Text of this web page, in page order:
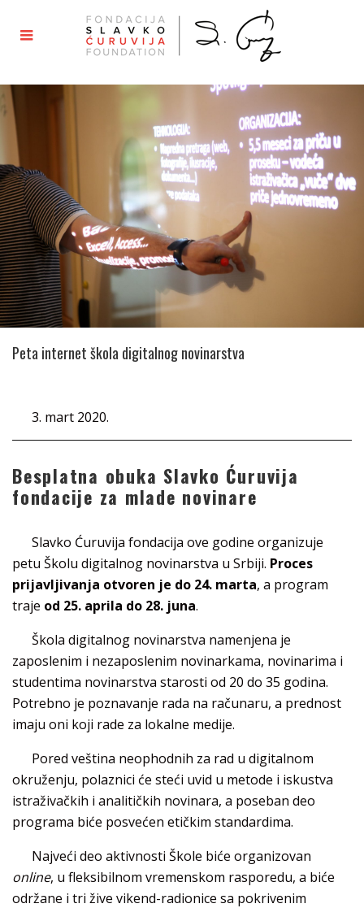
Peta internet škola digitalnog novinarstva
3. mart 2020.
Besplatna obuka Slavko Ćuruvija
fondacije za mlade novinare
Slavko Ćuruvija fondacija ove godine organizuje
petu Školu digitalnog novinarstva u Srbiji. Proces
prijavljivanja otvoren je do 24. marta, a program
traje od 25. aprila do 28. juna.
Škola digitalnog novinarstva namenjena je
zaposlenim i nezaposlenim novinarkama, novinarima i
studentima novinarstva starosti od 20 do 35 godina.
Potrebno je poznavanje rada na računaru, a prednost
imaju oni koji rade za lokalne medije.
Pored veština neophodnih za rad u digitalnom
okruženju, polaznici će steći uvid u metode i iskustva
istraživačkih i analitičkih novinara, a poseban deo
programa biće posvećen etičkim standardima.
Najveći deo aktivnosti Škole biće organizovan
online, u fleksibilnom vremenskom rasporedu, a biće
održane i tri žive vikend-radionice sa pokrivenim